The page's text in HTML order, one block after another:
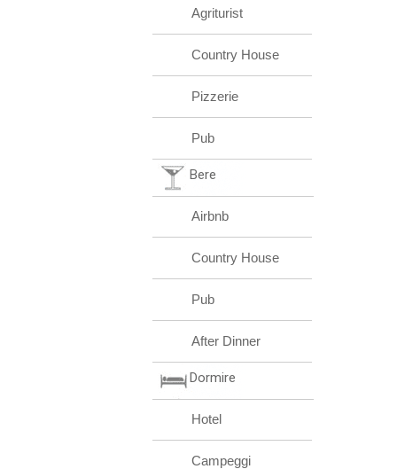
Agriturist
Country House
Pizzerie
Pub
Bere
Airbnb
Country House
Pub
After Dinner
Dormire
Hotel
Campeggi